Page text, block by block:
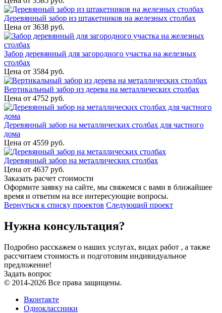
Деревянный забор из штакетников на железных столбах
Цена от 3638 руб.
Забор деревянный для загородного участка на железных
столбах
Цена от 3584 руб.
Вертикальный забор из дерева на металлических столбах
Цена от 4752 руб.
Деревянный забор на металлических столбах для частного
дома
Цена от 4559 руб.
Деревянный забор на металлических столбах
Цена от 4637 руб.
Заказать расчет стоимости
Оформите заявку на сайте, мы свяжемся с вами в ближайшее
время и ответим на все интересующие вопросы.
Вернуться к списку проектов Следующий проект
Нужна консультация?
Подробно расскажем о наших услугах, видах работ , а также
рассчитаем стоимость и подготовим индивидуальное
предложение!
Задать вопрос
© 2014-2026 Все права защищены.
Вконтакте
Одноклассники